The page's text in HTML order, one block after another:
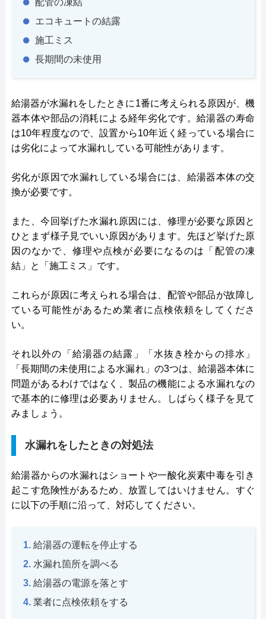
配管の凍結
エコキュートの結露
施工ミス
長期間の未使用
給湯器が水漏れをしたときに1番に考えられる原因が、機
器本体や部品の消耗による経年劣化です。給湯器の寿命
は10年程度なので、設置から10年近く経っている場合に
は劣化によって水漏れしている可能性があります。
劣化が原因で水漏れしている場合には、給湯器本体の交
換が必要です。
また、今回挙げた水漏れ原因には、修理が必要な原因と
ひとまず様子見でいい原因があります。先ほど挙げた原
因のなかで、修理や点検が必要になるのは「配管の凍
結」と「施工ミス」です。
これらが原因に考えられる場合は、配管や部品が故障し
ている可能性があるため業者に点検依頼をしてくださ
い。
それ以外の「給湯器の結露」「水抜き栓からの排水」
「長期間の未使用による水漏れ」の3つは、給湯器本体に
問題があるわけではなく、製品の機能による水漏れなの
で基本的に修理は必要ありません。しばらく様子を見て
みましょう。
水漏れをしたときの対処法
給湯器からの水漏れはショートや一酸化炭素中毒を引き
起こす危険性があるため、放置してはいけません。すぐ
に以下の手順に沿って、対応してください。
給湯器の運転を停止する
水漏れ箇所を調べる
給湯器の電源を落とす
業者に点検依頼をする